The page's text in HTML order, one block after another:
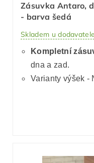
Zásuvka Antaro,
- barva šedá
Skladem u
Kompletní
dna a zad.
Varianty výšek -